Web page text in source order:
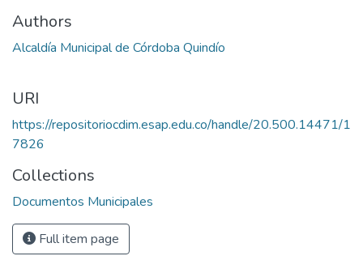
Authors
Alcaldía Municipal de Córdoba Quindío
URI
https://repositoriocdim.esap.edu.co/handle/20.500.14471/1
7826
Collections
Documentos Municipales
Full item page